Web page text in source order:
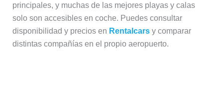
principales, y muchas de las mejores playas y calas
solo son accesibles en coche. Puedes consultar
disponibilidad y precios en Rentalcarsy comparar
distintas compañías en el propio aeropuerto.